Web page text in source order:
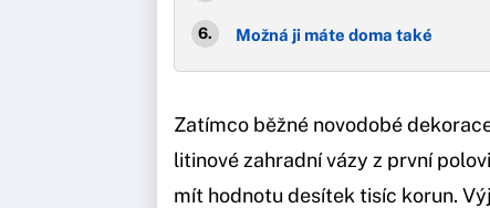
Možná ji máte doma také
Zatímco běžné novodobé
litinové zahradní vázy z první
mít hodnotu desítek tisíc korun.